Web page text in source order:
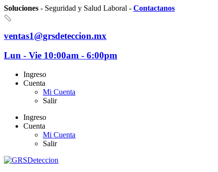
Soluciones - Seguridad y Salud Laboral - Contactanos
ventas1@grsdeteccion.mx
Lun - Vie 10:00am - 6:00pm
Ingreso
Cuenta
Mi Cuenta
Salir
Ingreso
Cuenta
Mi Cuenta
Salir